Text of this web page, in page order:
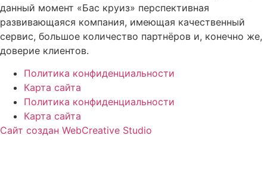
данный момент «Бас круиз» перспективная
развивающаяся компания, имеющая качественный
сервис, большое количество партнёров и, конечно же,
доверие клиентов.
Политика конфиденциальности
Карта сайта
Политика конфиденциальности
Карта сайта
Сайт создан WebCreative Studio